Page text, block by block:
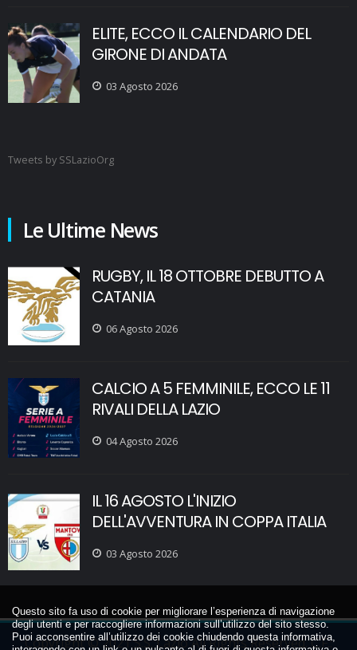
ELITE, ECCO IL CALENDARIO DEL
GIRONE DI ANDATA
03 Agosto 2026
Tweets by SSLazioOrg
Le Ultime News
RUGBY, IL 18 OTTOBRE DEBUTTO A
CATANIA
06 Agosto 2026
CALCIO A 5 FEMMINILE, ECCO LE 11
RIVALI DELLA LAZIO
04 Agosto 2026
IL 16 AGOSTO L'INIZIO
DELL'AVVENTURA IN COPPA ITALIA
03 Agosto 2026
Questo sito fa uso di cookie per migliorare l’esperienza di navigazione
degli utenti e per raccogliere informazioni sull’utilizzo del sito stesso.
Puoi acconsentire all’utilizzo dei cookie chiudendo questa informativa,
Copyright © 2021 S.S. Lazio All Rights Reserved. C.F.: